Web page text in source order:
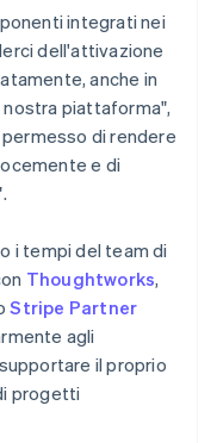
integrati nei
dell'attivazione
anche in
nostra piattaforma",
di rendere
e di
i tempi del team di
Thoughtworks,
Stripe Partner
agli
il proprio
progetti